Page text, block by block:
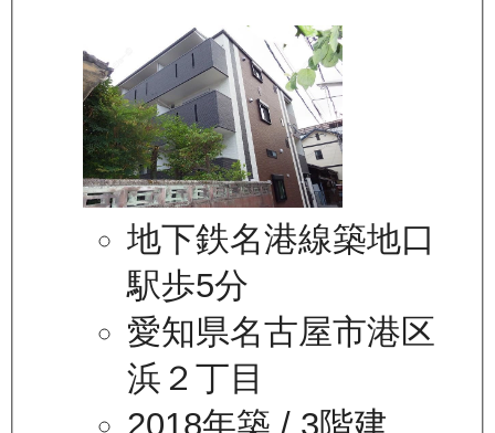
地下鉄名港線築地口
駅歩5分
愛知県名古屋市港区
浜２丁目
2018年築 / 3階建